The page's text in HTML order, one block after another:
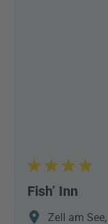
Fish’ Inn
Zell am